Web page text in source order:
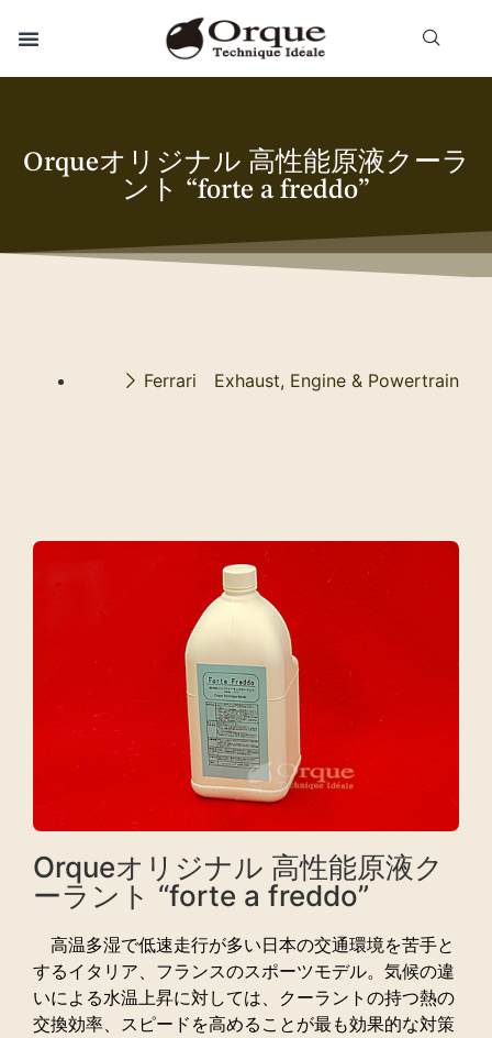
Orqueオリジナル 高性能原液クーラ
ント “forte a freddo”
Ferrari Exhaust, Engine & Powertrain
Orqueオリジナル 高性能原液ク
ーラント “forte a freddo”
高温多湿で低速走行が多い日本の交通環境を苦手と
するイタリア、フランスのスポーツモデル。気候の違
いによる水温上昇に対しては、クーラントの持つ熱の
交換効率、スピードを高めることが最も効果的な対策